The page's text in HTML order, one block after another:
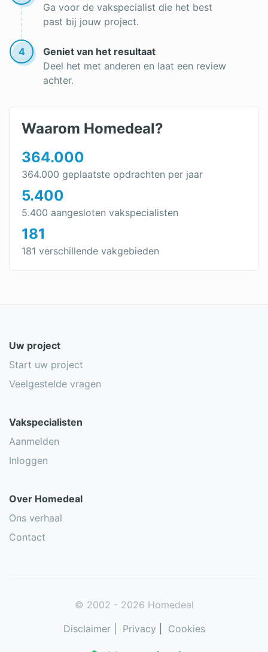
Ga voor de vakspecialist die het best
past bij jouw project.
4
Geniet van het resultaat
Deel het met anderen en laat een review
achter.
Waarom Homedeal?
364.000
364.000 geplaatste opdrachten per jaar
5.400
5.400 aangesloten vakspecialisten
181
181 verschillende vakgebieden
Uw project
Start uw project
Veelgestelde vragen
Vakspecialisten
Aanmelden
Inloggen
Over Homedeal
Ons verhaal
Contact
© 2002 - 2026 Homedeal
Disclaimer| Privacy Cookies